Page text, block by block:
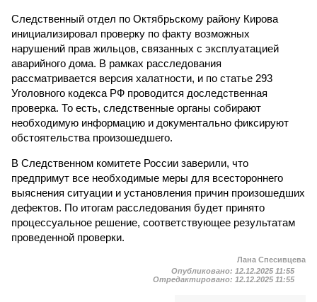
Следственный отдел по Октябрьскому району Кирова
инициализировал проверку по факту возможных
нарушений прав жильцов, связанных с эксплуатацией
аварийного дома. В рамках расследования
рассматривается версия халатности, и по статье 293
Уголовного кодекса РФ проводится доследственная
проверка. То есть, следственные органы собирают
необходимую информацию и документально фиксируют
обстоятельства произошедшего.
В Следственном комитете России заверили, что
предпримут все необходимые меры для всестороннего
выяснения ситуации и установления причин произошедших
дефектов. По итогам расследования будет принято
процессуальное решение, соответствующее результатам
проведенной проверки.
Лана Спесивцева
Опубликовано: 12.12.2025 11:55
Отредактировано: 12.12.2025 11:55